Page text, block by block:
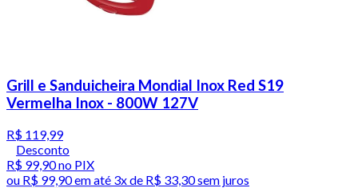
Grill e Sanduicheira Mondial Inox Red S19
Vermelha Inox - 800W 127V
R$ 119,99
Desconto
R$ 99,90no PIX
ou R$ 99,90em até 3x de R$ 33,30 sem juros